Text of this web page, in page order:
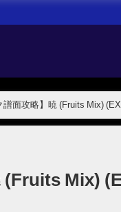
譜面攻略】暁 (Fruits Mix)
(Fruits Mix)